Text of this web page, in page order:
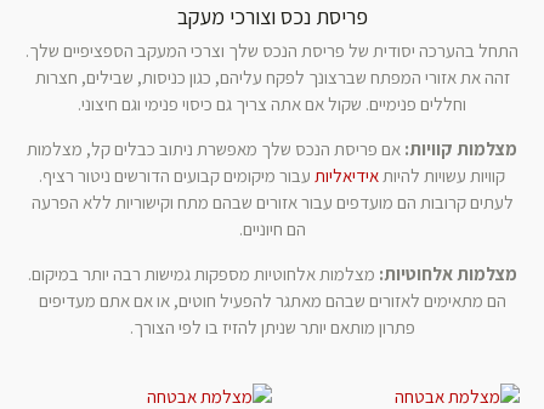
פריסת נכס וצורכי מעקב
התחל בהערכה יסודית של פריסת הנכס שלך וצרכי המעקב הספציפיים שלך.
זהה את אזורי המפתח שברצונך לפקח עליהם, כגון כניסות, שבילים, חצרות
וחללים פנימיים. שקול אם אתה צריך גם כיסוי פנימי וגם חיצוני.
מצלמות קוויות: אם פריסת הנכס שלך מאפשרת ניתוב כבלים קל, מצלמות
קוויות עשויות להיות אידיאליות עבור מיקומים קבועים הדורשים ניטור רציף.
לעתים קרובות הם מועדפים עבור אזורים שבהם מתח וקישוריות ללא הפרעה
הם חיוניים.
מצלמות אלחוטיות: מצלמות אלחוטיות מספקות גמישות רבה יותר במיקום.
הם מתאימים לאזורים שבהם מאתגר להפעיל חוטים, או אם אתם מעדיפים
פתרון מותאם יותר שניתן להזיז בו לפי הצורך.